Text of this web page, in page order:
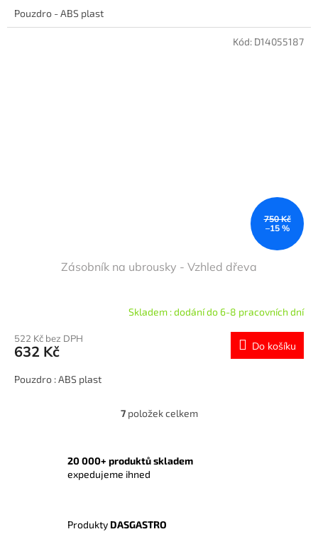
Pouzdro - ABS plast
750 Kč
–15 %
Zásobník na ubrousky - Vzhled dřeva
Skladem : dodání do 6-8 pracovních dní
522 Kč bez DPH
632 Kč Do košíku
Pouzdro : ABS plast
Kód: D14055187
O
á
p
7položek celkem
20 000+ produktů skladem
expedujeme ihned
Produkty DASGASTRO